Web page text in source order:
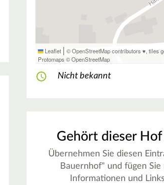
Leaflet | © OpenStreetMap contributors ♥,tiles
Protomaps ©OpenStreetMap
Nicht bekannt
Gehört dieser Hof
Übernehmen Sie diesen
Bauernhof" und fügen Sie
Informationen und